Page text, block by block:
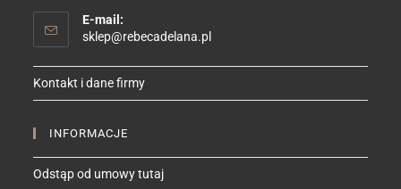
E-mail:
sklep@rebecadelana.plOpens
your
Kontakt i dane firmy
INFORMACJE
Odstąp od umowy tutaj